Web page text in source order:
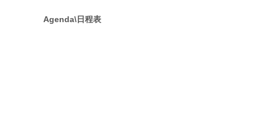
Agenda\日程表